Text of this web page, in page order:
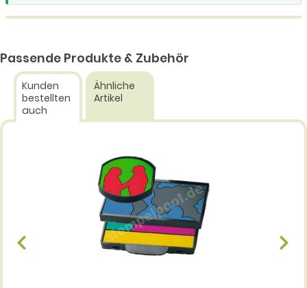
Passende Produkte & Zubehör
Kunden
bestellten
auch
Ähnliche
Artikel